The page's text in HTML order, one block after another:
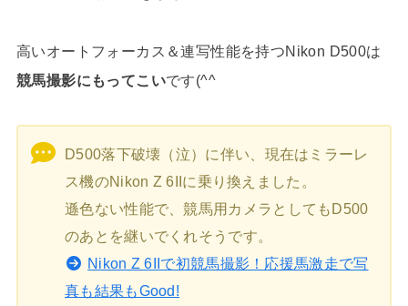
高いオートフォーカス＆連写性能を持つNikon D500は
競馬撮影にもってこいです(^^
D500落下破壊（泣）に伴い、現在はミラーレ
ス機のNikon Z 6IIに乗り換えました。
遜色ない性能で、競馬用カメラとしてもD500
のあとを継いでくれそうです。
Nikon Z 6IIで初競馬撮影！応援馬激走で写
真も結果もGood!